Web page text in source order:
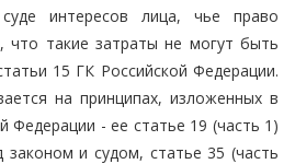
интересов лица, чье право
что такие затраты не могут быть
15 ГК Российской Федерации.
на принципах, изложенных в
Федерации - ее статье 19 (часть 1)
законом и судом, статье 35 (часть